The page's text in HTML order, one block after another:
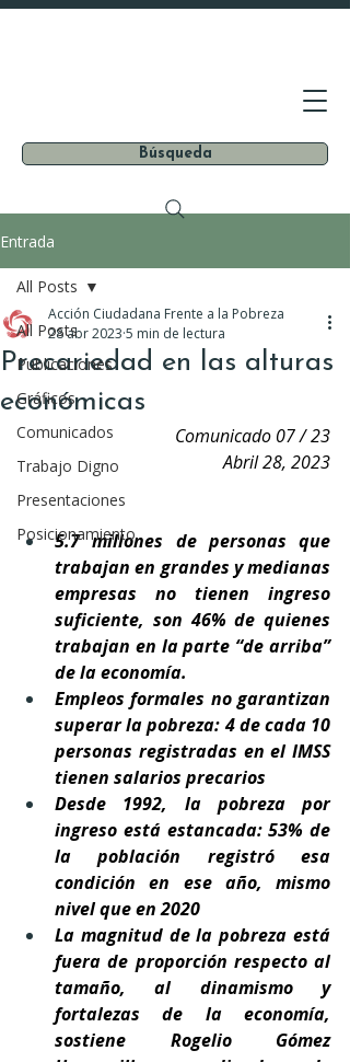
Búsqueda
Entrada
All Posts
Publicaciones
Gráficos
Comunicados
Trabajo Digno
Presentaciones
Posicionamiento
All Posts
Precariedad en las alturas
económicas
Acción Ciudadana Frente a la Pobreza
28 abr 2023 5 min de lectura
Comunicado 07 / 23
Abril 28, 2023
5.7 millones de personas que
trabajan en grandes y medianas
empresas no tienen ingreso
suficiente, son 46% de quienes
trabajan en la parte “de arriba”
de la economía.
Empleos formales no garantizan
superar la pobreza: 4 de cada 10
personas registradas en el IMSS
tienen salarios precarios
Desde 1992, la pobreza por
ingreso está estancada: 53% de
la población registró esa
condición en ese año, mismo
nivel que en 2020
La magnitud de la pobreza está
fuera de proporción respecto al
tamaño, al dinamismo y
fortalezas de la economía,
sostiene Rogelio Gómez